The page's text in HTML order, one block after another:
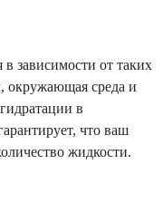
в зависимости от таких
окружающая среда и
в
что ваш
жидкости.